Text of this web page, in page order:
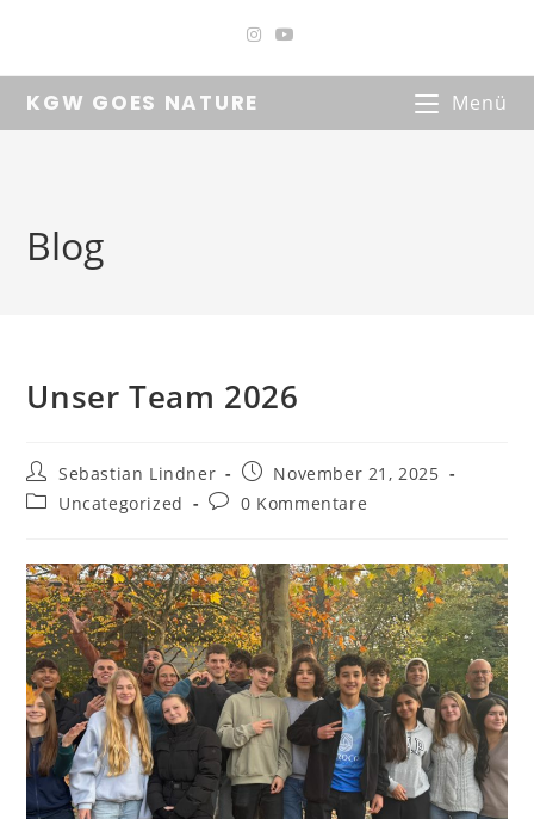
springen
KGW GOES NATURE Menü
Blog
Unser Team 2026
Beitrags-
Autor:
Sebastian Lindner
Beitrag
veröffentlicht:
November 21, 2025
Beitrags-
Uncategorized
Beitrags-
0 Kommentare